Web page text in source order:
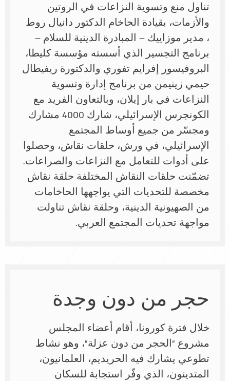
تناول منع وتسوية النزاعات في الروتين
والأزمات، بقيادة الحاخام الدكتور دانيال روط
، مدير موزاييك – المبادرة الدينية للسلام –
برنامج التجسير الذي أسسته مؤسسة كليطا،
البروفيسور إفرايم تفوري والدكتورة ريفيطال
حيمي زينيمن من برنامج إدارة وتسوية
النزاعات في بار إيلان، وبالتعاون الفريد مع
الكونجرس الإسرائيلي، شارك 4000 مشارك
ومجسّر من جميع أوساط المجتمع
الإسرائيلي، في ورش، حلقات نقاش، وحصلوا
على أدوات للتعامل مع النزاعات والصراعات.
تضمّنت حلقات النقاش المختلفة حلقة نقاش
مخصصة للتحديات التي يواجهها الحاخامات
من الصهيونية الدينية، وحلقة نقاش تناولت
مواجهة تحديات المجتمع العربي.
حجر من دون وجدة
خلال فترة كورونا، أقام أعضاء المجلس
مشروع “الحجر من دون عزلة”، وهو نشاط
تطوعي يشارك فيه الحريديم، العلمانيون،
المتدينون، الذي وفّر استجابة للسكان